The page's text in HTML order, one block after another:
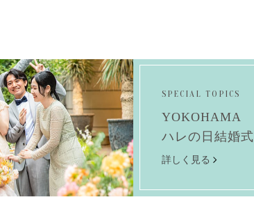
SPECIAL TOPICS
YOKOHAMA
ハレの日結婚式
詳しく見る